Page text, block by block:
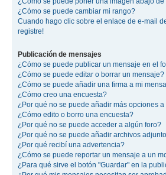
¿Cómo se puede cambiar mi rango?
Cuando hago clic sobre el enlace de e-mail
registre!
Publicación de mensajes
¿Cómo se puede publicar un mensaje en el
¿Cómo se puede editar o borrar un mensaje?
¿Cómo se puede añadir una firma a mi
¿Cómo creo una encuesta?
¿Por qué no se puede añadir más opciones
¿Cómo edito o borro una encuesta?
¿Por qué no se puede acceder a algún foro?
¿Por qué no se puede añadir archivos
¿Por qué recibí una advertencia?
¿Cómo se puede reportar un mensaje a un
¿Para qué sirve el botón "Guardar" en la